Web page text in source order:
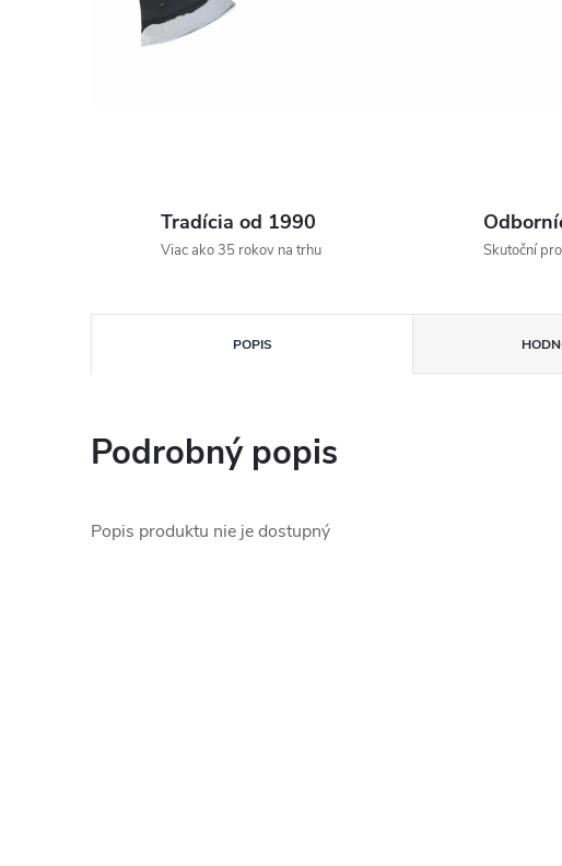
Tradícia od 1990
Viac ako 35 rokov na trhu Skutoční
POPIS
Podrobný popis
Popis produktu nie je dostupný